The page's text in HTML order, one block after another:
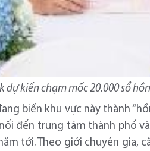
dự kiến chạm mốc 20.000 sổ
biến khu vực này thành
đến trung tâm thành phố
tới. Theo giới chuyên gia,